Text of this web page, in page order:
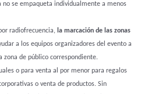
no se empaqueta individualmente a menos
radiofrecuencia, la marcación de las zonas
a los equipos organizadores del evento a
de público correspondiente.
o para venta al por menor para regalos
o venta de productos. Sin